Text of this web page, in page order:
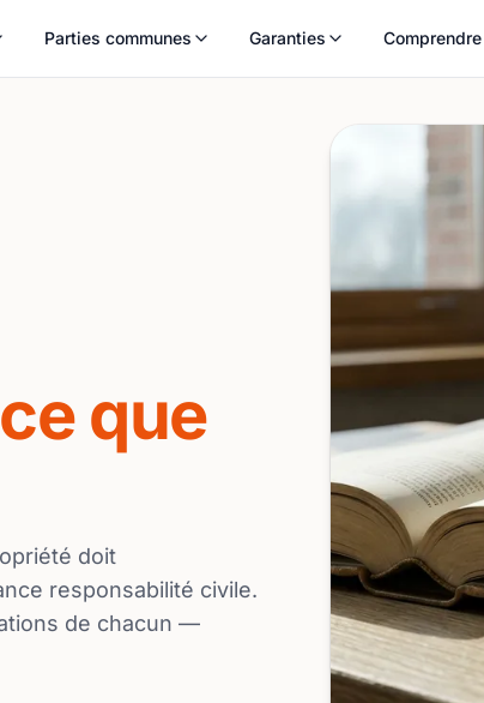
Parties communes Garanties Comprendre
ce que
doit
responsabilité civile.
de chacun —